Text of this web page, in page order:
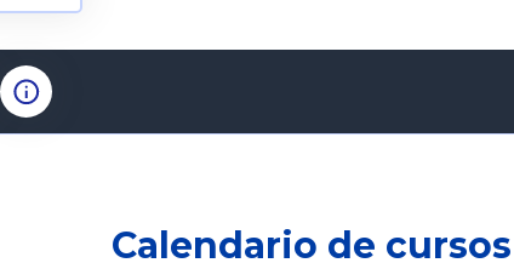
Calendario de cursos